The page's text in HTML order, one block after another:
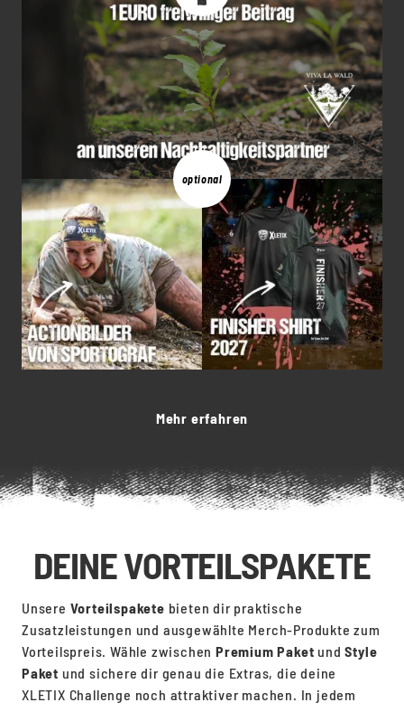
optional
Mehr erfahren
DEINE VORTEILSPAKETE
Unsere Vorteilspakete bieten dir praktische
Zusatzleistungen und ausgewählte Merch-Produkte zum
Vorteilspreis. Wähle zwischenPremiumPaket undStyle
Paket und sichere dir genau die Extras, die deine
XLETIX Challenge noch attraktiver machen. In jedem